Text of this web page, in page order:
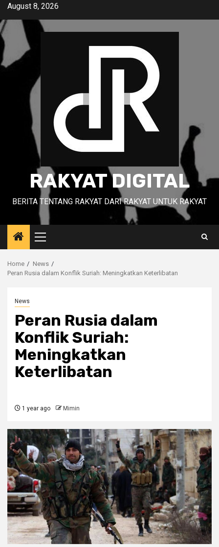
Skip
content
August 8, 2026
RAKYAT DIGITAL
BERITA TENTANG RAKYAT DARI RAKYAT UNTUK RAKYAT
Primary
Menu
Home
News
Peran Rusia dalam Konflik Suriah: Meningkatkan Keterlibatan
News
Peran Rusia dalam
Konflik Suriah:
Meningkatkan
Keterlibatan
1 year ago Mimin